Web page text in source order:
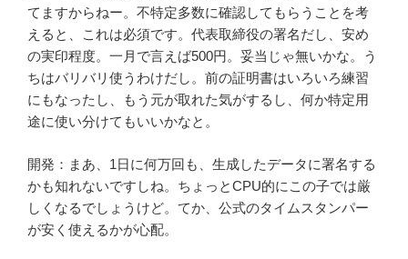
てますからねー。不特定多数に確認してもらうことを考
えると、これは必須です。代表取締役の署名だし、安め
の実印程度。一月で言えば500円。妥当じゃ無いかな。う
ちはバリバリ使うわけだし。前の証明書はいろいろ練習
にもなったし、もう元が取れた気がするし、何か特定用
途に使い分けてもいいかなと。
開発：まあ、1日に何万回も、生成したデータに署名する
かも知れないですしね。ちょっとCPU的にこの子では厳
しくなるでしょうけど。てか、公式のタイムスタンパー
が安く使えるかが心配。